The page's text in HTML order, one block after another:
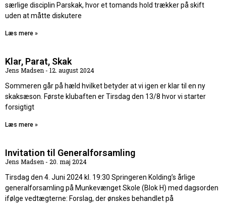
særlige disciplin Parskak, hvor et tomands hold trækker på skift
uden at måtte diskutere
Læs mere »
Klar, Parat, Skak
Jens Madsen
12. august 2024
Sommeren går på hæld hvilket betyder at vi igen er klar til en ny
skaksæson. Første klubaften er Tirsdag den 13/8 hvor vi starter
forsigtigt
Læs mere »
Invitation til Generalforsamling
Jens Madsen
20. maj 2024
Tirsdag den 4. Juni 2024 kl. 19:30 Springeren Kolding’s årlige
generalforsamling på Munkevænget Skole (Blok H) med dagsorden
ifølge vedtægterne: Forslag, der ønskes behandlet på